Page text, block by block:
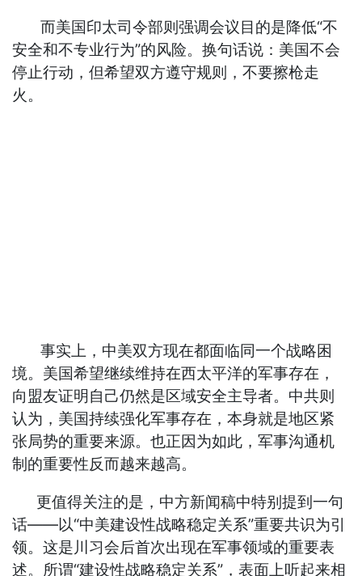
而美国印太司令部则强调会议目的是降低“不
安全和不专业行为”的风险。换句话说：美国不会
停止行动，但希望双方遵守规则，不要擦枪走
火。
事实上，中美双方现在都面临同一个战略困
境。美国希望继续维持在西太平洋的军事存在，
向盟友证明自己仍然是区域安全主导者。中共则
认为，美国持续强化军事存在，本身就是地区紧
张局势的重要来源。也正因为如此，军事沟通机
制的重要性反而越来越高。
更值得关注的是，中方新闻稿中特别提到一句
话——以“中美建设性战略稳定关系”重要共识为引
领。这是川习会后首次出现在军事领域的重要表
述。所谓“建设性战略稳定关系”，表面上听起来相